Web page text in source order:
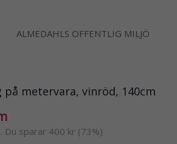
ALMEDAHLS OFFENTLIG MILJÖ
på metervara, vinröd, 140cm
. Du sparar 400 kr (73%)